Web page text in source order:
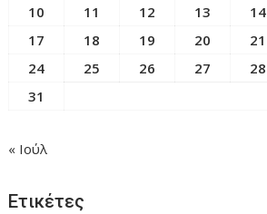
10
11 12 13 14
17
18 19 20 21
24
25 26 27 28
31
« Ιούλ
Ετικέτες